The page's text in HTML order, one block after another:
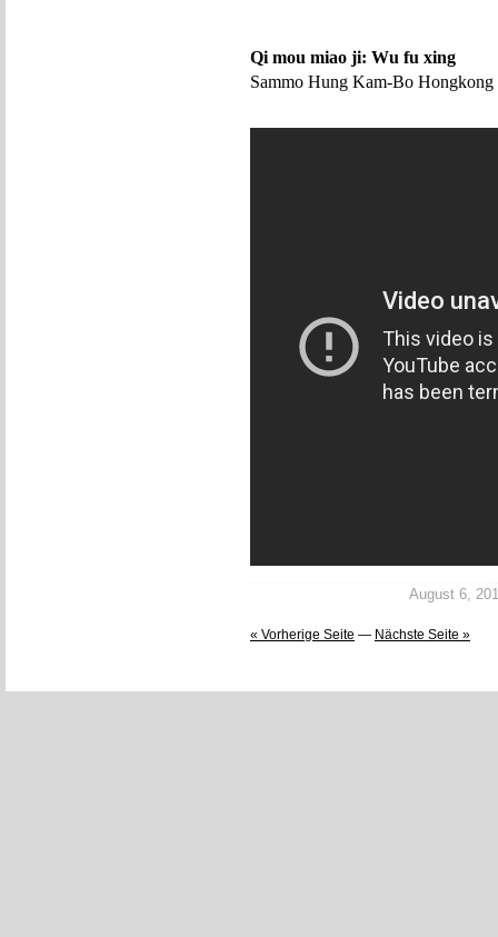
Qi mou miao ji: Wu fu xing
Sammo Hung Kam-Bo Hongkong
August 6,
« Vorherige Seite — Nächste Seite »